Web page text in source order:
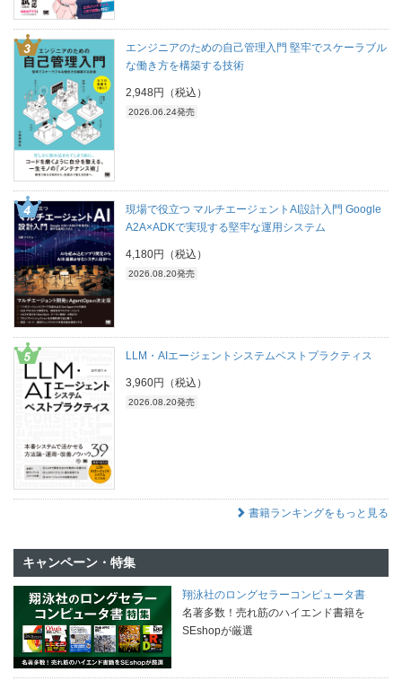
エンジニアのための自己管理入門 堅牢でスケーラブル
な働き方を構築する技術
2,948円（税込）
2026.06.24発売
現場で役立つ マルチエージェントAI設計入門 Google
A2A×ADKで実現する堅牢な運用システム
4,180円（税込）
2026.08.20発売
LLM・AIエージェントシステムベストプラクティス
3,960円（税込）
2026.08.20発売
書籍ランキングをもっと見る
キャンペーン・特集
翔泳社のロングセラーコンピュータ書
名著多数！売れ筋のハイエンド書籍を
SEshopが厳選